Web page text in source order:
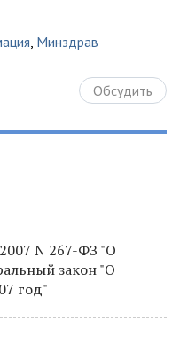
, Минздрав
Обсудить
N 267-ФЗ "О
закон "О
год"